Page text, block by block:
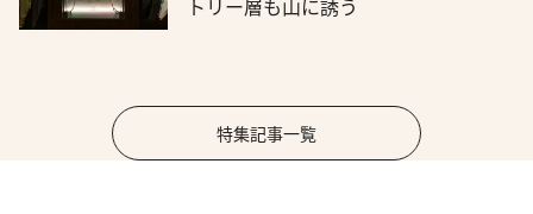
トリー層も山に誘う
特集記事一覧